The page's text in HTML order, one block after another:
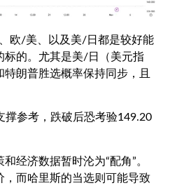
欧/美、以及美/日都是较好能
标的。尤其是美/日（美元指
朗普胜选概率保持同步，且
撑参考，跌破后恐考验149.20
经济数据暂时沦为“配角”。
，而哈里斯的当选则可能导致